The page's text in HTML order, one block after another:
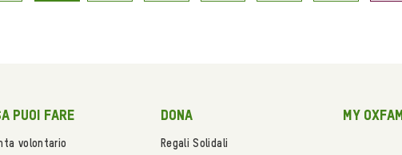
puoi fare
volontario
Dona
Regali Solidali
My Oxfam